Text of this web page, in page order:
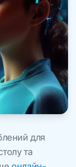
для
та